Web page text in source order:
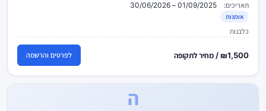
תאריכים:
01/09/2025 – 30/06/2026
אומנות
כלבנות
₪1,500 / מחיר לתקופה לפרטים והרשמה
ה